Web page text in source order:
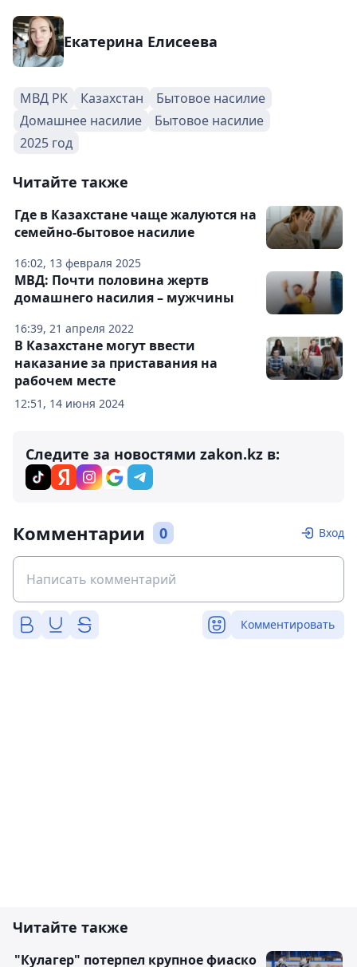
Екатерина Елисеева
МВД РК Казахстан
Бытовое насилие
Домашнее насилие
Бытовое насилие
2025 год
Читайте также
16:02, 13 февраля 2025
Где в Казахстане чаще жалуются на
семейно-бытовое насилие
16:39, 21 апреля 2022
МВД: Почти половина жертв
домашнего насилия – мужчины
12:51, 14 июня 2024
В Казахстане могут ввести
наказание за приставания на
рабочем месте
Следите за новостями zakon.kz в:
Комментарии 0 Вход
Комментировать
Читайте также
"Кулагер" потерпел крупное фиаско